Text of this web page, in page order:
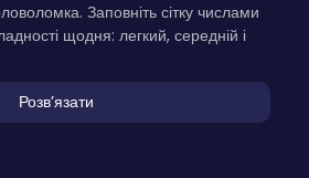
Заповніть сітку числами
щодня: легкий, середній і
Розвʼязати